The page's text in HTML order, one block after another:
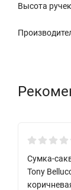
Высота
Сумка-
Tony